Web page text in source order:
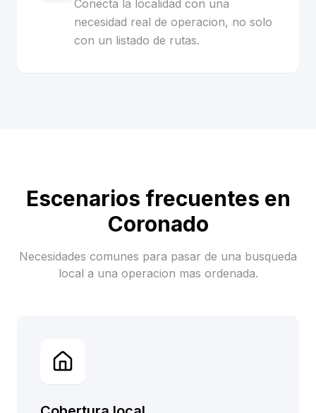
Conecta la localidad con una
necesidad real de operacion, no solo
con un listado de rutas.
Escenarios frecuentes en
Coronado
Necesidades comunes para pasar de una busqueda
local a una operacion mas ordenada.